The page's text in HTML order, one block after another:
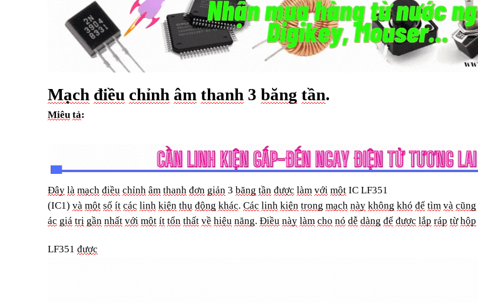
Mạch điều chỉnh âm thanh 3 băng tần.
Miêu tả:
Đây là mạch điều chỉnh âm thanh đơn giản 3 băng tần được làm với một IC LF351
(IC1) và một số ít các linh kiện thụ động khác. Các linh kiện trong mạch này không khó để tìm và cũng
ác giá trị gần nhất với một ít tổn thất về hiệu năng. Điều này làm cho nó dễ dàng để được lắp ráp từ hộp
LF351 được